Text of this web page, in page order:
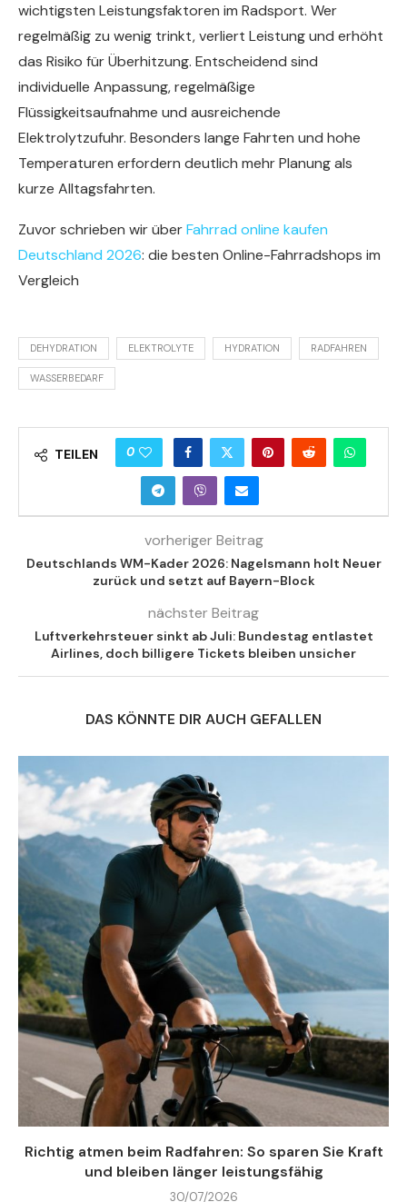
wichtigsten Leistungsfaktoren im Radsport. Wer
regelmäßig zu wenig trinkt, verliert Leistung und erhöht
das Risiko für Überhitzung. Entscheidend sind
individuelle Anpassung, regelmäßige
Flüssigkeitsaufnahme und ausreichende
Elektrolytzufuhr. Besonders lange Fahrten und hohe
Temperaturen erfordern deutlich mehr Planung als
kurze Alltagsfahrten.
Zuvor schrieben wir überFahrrad online kaufen
Deutschland 2026: die besten Online-Fahrradshops im
Vergleich
DEHYDRATION ELEKTROLYTE HYDRATION RADFAHREN
WASSERBEDARF
TEILEN 0
vorheriger Beitrag
Deutschlands WM-Kader 2026: Nagelsmann holt Neuer
zurück und setzt auf Bayern-Block
nächster Beitrag
Luftverkehrsteuer sinkt ab Juli: Bundestag entlastet
Airlines, doch billigere Tickets bleiben unsicher
DAS KÖNNTE DIR AUCH GEFALLEN
Richtig atmen beim Radfahren: So sparen Sie Kraft
und bleiben länger leistungsfähig
30/07/2026